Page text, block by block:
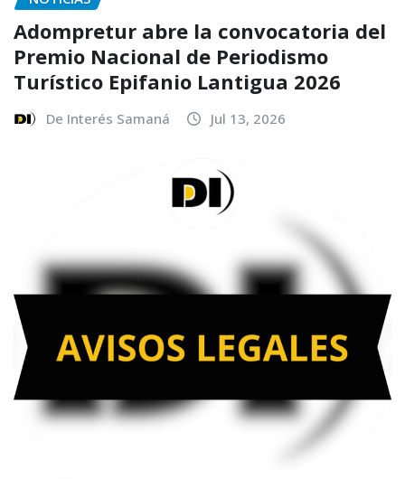
Adompretur abre la convocatoria del
Premio Nacional de Periodismo
Turístico Epifanio Lantigua 2026
De Interés Samaná Jul 13, 2026